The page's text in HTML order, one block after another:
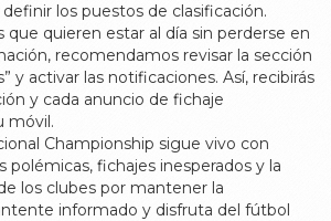
definir los puestos de clasificación.
que quieren estar al día sin perderse en
recomendamos revisar la sección
y activar las notificaciones. Así, recibirás
y cada anuncio de fichaje
móvil.
Championship sigue vivo con
polémicas, fichajes inesperados y la
los clubes por mantener la
informado y disfruta del fútbol